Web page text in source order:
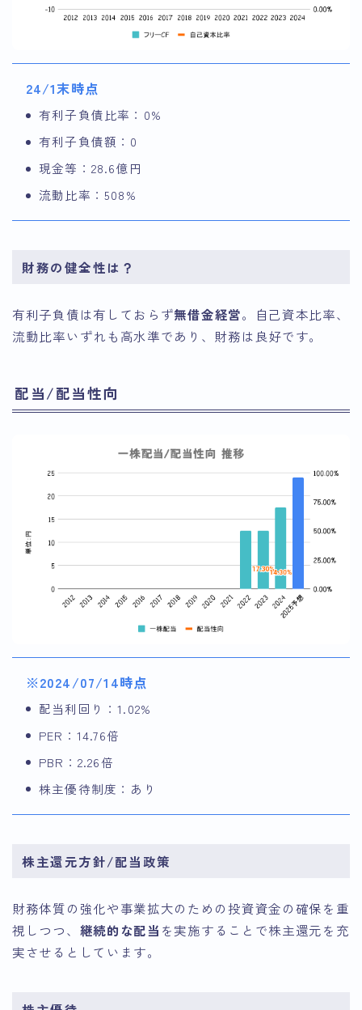
24/1末時点
有利子負債比率：0%
有利子負債額：0
現金等：28.6億円
流動比率：508%
財務の健全性は？
有利子負債は有しておらず無借金経営。自己資本比率、
流動比率いずれも高水準であり、財務は良好です。
配当/配当性向
※2024/07/14時点
配当利回り：1.02%
PER：14.76倍
PBR：2.26倍
株主優待制度：あり
株主還元方針/配当政策
財務体質の強化や事業拡大のための投資資金の確保を重
視しつつ、 継続的な配当 を実施することで株主還元を充
実させるとしています。